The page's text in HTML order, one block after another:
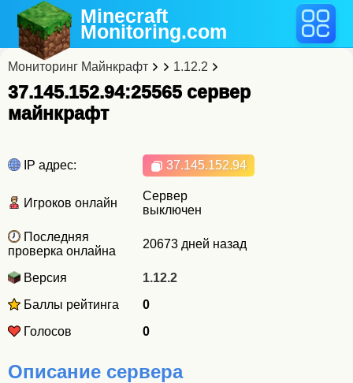
Minecraft
Monitoring.com
Мониторинг Майнкрафт 1.12.2
37.145.152.94:25565 cервер
майнкрафт
IP адрес: 37.145.152.94
Игроков онлайн
Сервер
выключен
Последняя
проверка онлайна
20673 дней назад
Версия
1.12.2
Баллы рейтинга
0
Голосов
0
Описание сервера